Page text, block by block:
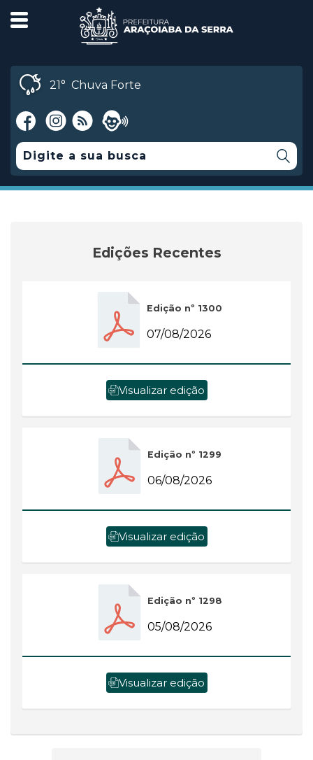
21° Chuva Forte
Edições Recentes
Edição nº 1300
07/08/2026
Visualizar edição
Edição nº 1299
06/08/2026
Visualizar edição
Edição nº 1298
05/08/2026
Visualizar edição